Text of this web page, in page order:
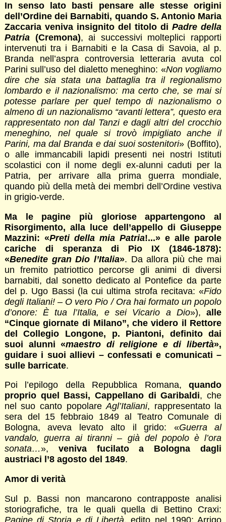
In senso lato basti pensare alle stesse origini
dell’Ordine dei Barnabiti, quando S. Antonio Maria
Zaccaria veniva insignito del titolo diPadre della
Patria (Cremona), ai successivi molteplici rapporti
intervenuti tra i Barnabiti e la Casa di Savoia, al p.
Branda nell’aspra controversia letteraria avuta col
Parini sull’uso del dialetto meneghino: «Non vogliamo
dire che sia stata una battaglia tra il regionalismo
lombardo e il nazionalismo: ma certo che, se mai si
potesse parlare per quel tempo di nazionalismo o
almeno di un nazionalismo “avanti lettera”, questo era
rappresentato non dal Tanzi e dagli altri del crocchio
meneghino, nel quale si trovò impigliato anche il
Parini, ma dal Branda e dai suoi sostenitori» (Boffito),
o alle immancabili lapidi presenti nei nostri Istituti
scolastici con il nome degli ex-alunni caduti per la
Patria, per arrivare alla prima guerra mondiale,
quando più della metà dei membri dell’Ordine vestiva
in grigio-verde.
Ma le pagine più gloriose appartengono al
Risorgimento, alla luce dell’appello di Giuseppe
Mazzini: «Preti della mia Patria!...» e alle parole
cariche di speranza di Pio IX (1846-1878):
«Benedite gran Dio l’Italia». Da allora più che mai
un fremito patriottico percorse gli animi di diversi
barnabiti, dal sonetto dedicato al Pontefice da parte
del p. Ugo Bassi (la cui ultima strofa recitava: «Fido
degli Italiani! – O vero Pio / Ora hai formato un popolo
d’onore: È tua l’Italia, e sei Vicario a Dio»),alle
“Cinque giornate di Milano”, che videro il Rettore
del Collegio Longone, p. Piantoni, definito dai
suoi alunni «maestro di religione e di libertà»,
guidare i suoi allievi – confessati e comunicati –
sulle barricate.
Poi l’epilogo della Repubblica Romana,quando
proprio quel Bassi, Cappellano di Garibaldi, che
nel suo canto popolareAgl’Italiani, rappresentato la
sera del 15 febbraio 1849 al Teatro Comunale di
Bologna, aveva levato alto il grido: «Guerra al
vandalo, guerra ai tiranni – già del popolo è l’ora
sonata…», veniva fucilato a Bologna dagli
austriaci l’8 agosto del 1849.
Amor di verità
Sul p. Bassi non mancarono contrapposte analisi
storiografiche, tra le quali quella di Bettino Craxi:
Pagine di Storia e di Libertà, edito nel 1990; Arrigo